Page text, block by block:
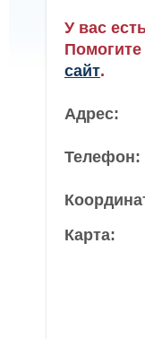
У вас
Помогите
сайт.
Адрес:
Телефон:
Карта: